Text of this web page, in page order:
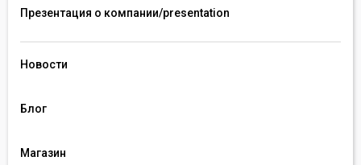
Презентация о компании/presentation
Новости
Блог
Магазин